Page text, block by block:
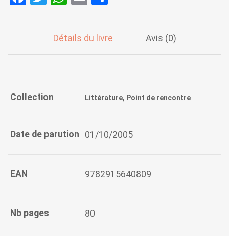
k
tt
er
at
s
ail
g
Détails du livre Avis (0)
Collection Littérature, Point de rencontre
Date de parution 01/10/2005
EAN 9782915640809
Nb pages 80